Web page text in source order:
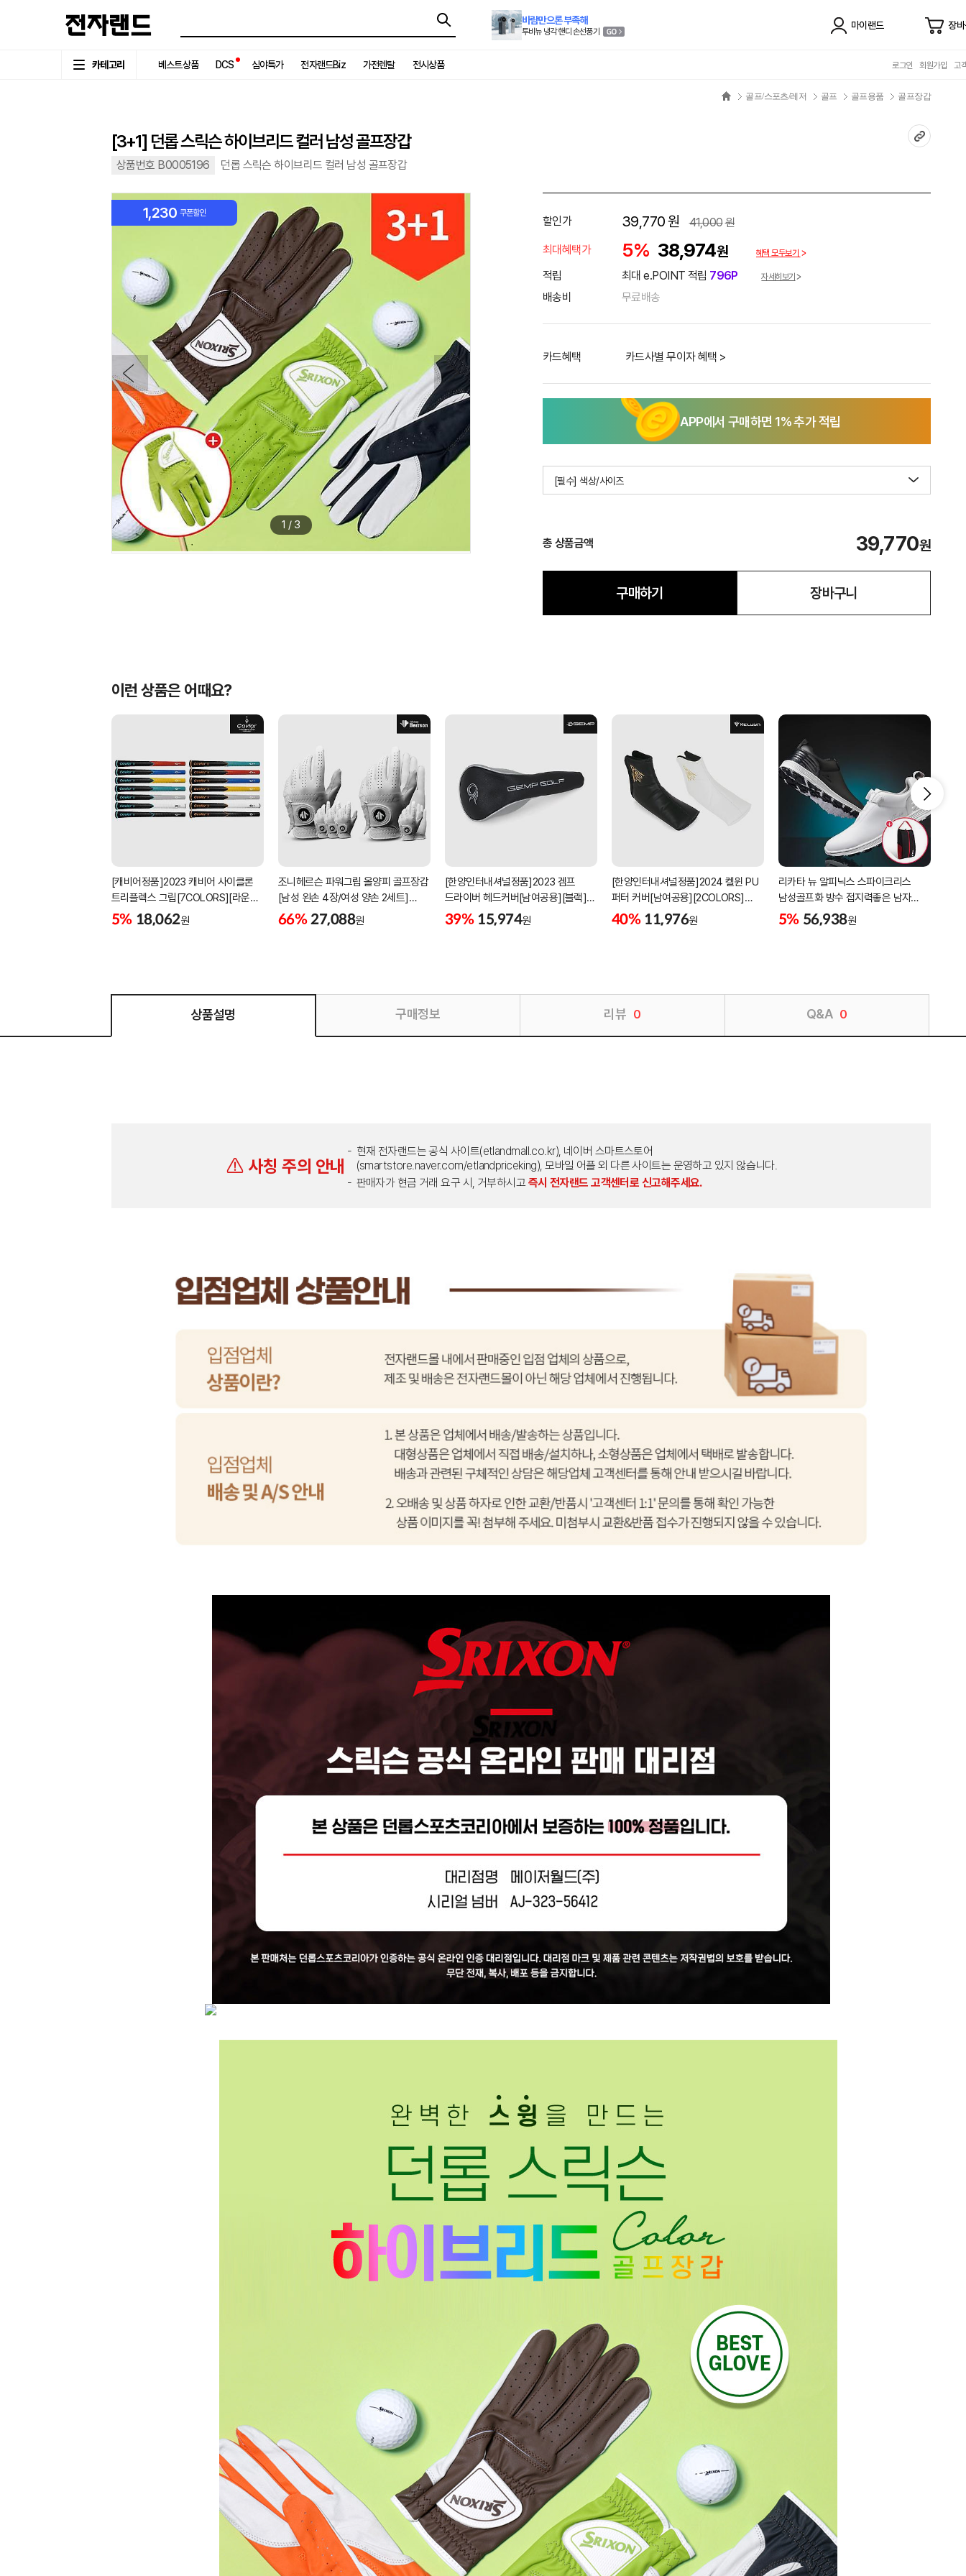
바람만으론 부족해
투비뉴 냉각 핸디 손선풍기
마이랜드 장
카테고리 베스트상품 DCS 심야특가 전자랜드Biz 가전렌탈 전시상품 로그인 회원가입 고
골프/스포츠/레저 골프 골프용품 골프장갑
[3+1] 던롭 스릭슨 하이브리드 컬러 남성 골프장갑
상품번호 B0005196 던롭 스릭슨 하이브리드 컬러 남성 골프장갑
1,230 쿠폰할인
1 / 3
할인가 39,770원 41,000원
최대혜택가
5% 38,974원 혜택 모두보기
적립 최대 e.POINT 적립 796P 자세히보기
배송비 무료배송
카드혜택 카드사별 무이자 혜택 >
APP에서 구매하면 1% 추가 적립
[필수] 색상/사이즈
총 상품금액 39,770원
구매하기 장바구니
이런 상품은 어때요?
[캐비어정품]2023 캐비어 사이클론
트리플렉스 그립[7COLORS][라운드]
[39g/42g/46g/50g][R/S 토크]
5% 18,062원
조니헤르슨 파워그립 올양피 골프장갑
[남성 왼손 4장/여성 양손 2세트]
[화이트][케이스포함]
66% 27,088원
[한양인터내셔널정품]2023 겜프
드라이버 헤드커버[남여공용][블랙]
[HD-302]
39% 15,974원
[한양인터내셔널정품]2024 켈윈 PU
퍼터 커버[남여공용][2COLORS]
[KW-PC320]
40% 11,976원
리카타 뉴 알피닉스 스파이크리스
남성골프화 방수 접지력좋은 남자
골프신발 C27102/신발가방제공
5% 56,938원
상품설명 구매정보 리뷰 0 Q&A 0
사칭 주의 안내
현재 전자랜드는 공식 사이트(etlandmall.co.kr), 네이버 스마트스토어
(smartstore.naver.com/etlandpriceking), 모바일 어플 외 다른 사이트는 운영하고 있지 않습니다.
판매자가 현금 거래 요구 시, 거부하시고 즉시 전자랜드 고객센터로 신고해주세요.